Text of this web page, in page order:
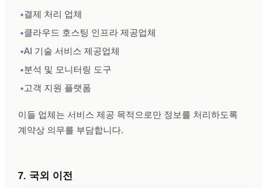
•결제 처리 업체
•클라우드 호스팅 인프라 제공업체
•AI 기술 서비스 제공업체
•분석 및 모니터링 도구
•고객 지원 플랫폼
이들 업체는 서비스 제공 목적으로만 정보를 처리하도록
계약상 의무를 부담합니다.
7. 국외 이전